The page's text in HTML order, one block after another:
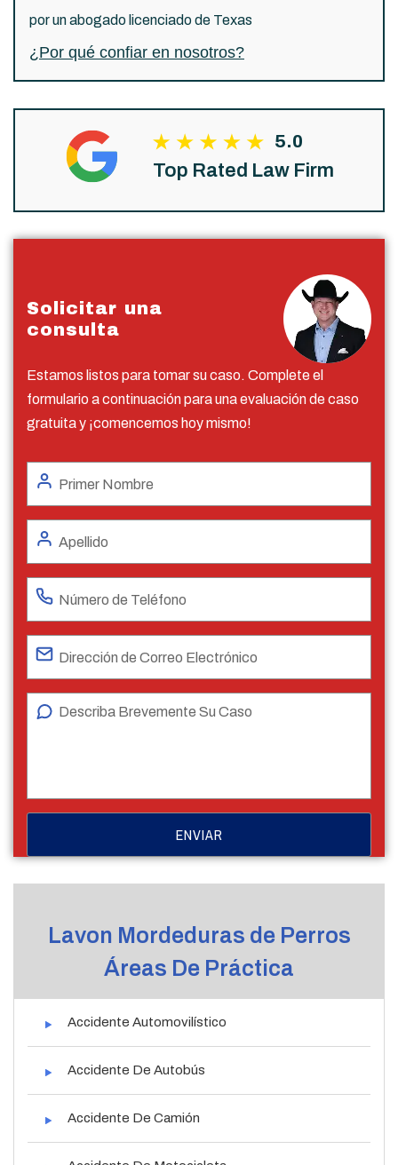
por un abogado licenciado de Texas
¿Por qué confiar en nosotros?
5.0
Top Rated Law Firm
Solicitar una
consulta
Estamos listos para tomar su caso. Complete el
formulario a continuación para una evaluación de caso
gratuita y ¡comencemos hoy mismo!
Lavon Mordeduras de Perros
Áreas De Práctica
Accidente Automovilístico
Accidente De Autobús
Accidente De Camión